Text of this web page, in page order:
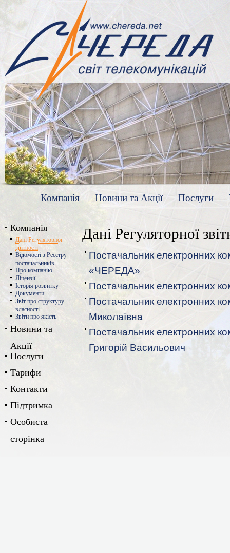
Компанія Новини та Акції Послуги
Компанія
Дані Регуляторної
звітності
Відомості з Реєстру
постачальників
Про компанію
Ліцензії
Історія розвитку
Документи
Звіт про структуру
власності
Звіти про якість
Новини та
Акції
Послуги
Тарифи
Контакти
Підтримка
Особиста
сторінка
Дані Регуляторної
Постачальник електронних
«ЧЕРЕДА»
Постачальник електронних
Постачальник електронних
Миколаївна
Постачальник електронних
Григорій Васильович